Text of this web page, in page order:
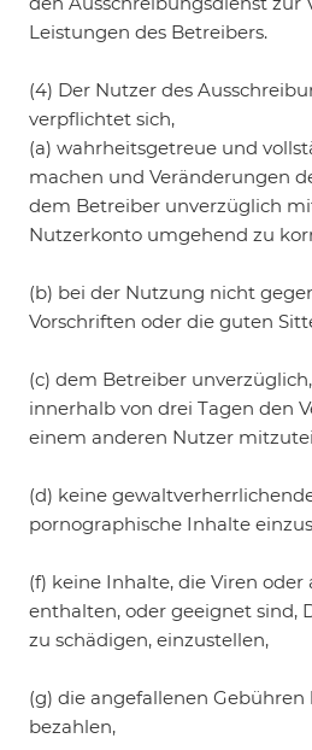
Leistungen des Betreibers.
(4) Der Nutzer des
verpflichtet sich,
(a) wahrheitsgetreue und
machen und Veränderungen
dem Betreiber unverzüglich
Nutzerkonto umgehend zu
(b) bei der Nutzung nicht
Vorschriften oder die guten
(c) dem Betreiber
innerhalb von drei Tagen den
einem anderen Nutzer
(d) keine
pornographische Inhalte
(f) keine Inhalte, die Viren
enthalten, oder geeignet sind,
zu schädigen, einzustellen,
(g) die angefallenen
bezahlen,